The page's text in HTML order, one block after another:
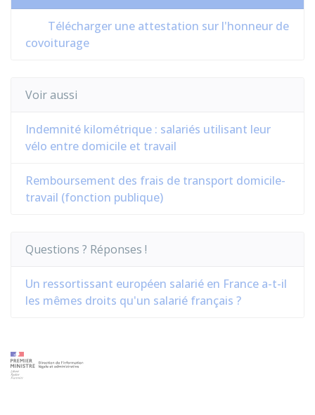
Télécharger une attestation sur l'honneur de
covoiturage
Voir aussi
Indemnité kilométrique : salariés utilisant leur
vélo entre domicile et travail
Remboursement des frais de transport domicile-
travail (fonction publique)
Questions ? Réponses !
Un ressortissant européen salarié en France a-t-il
les mêmes droits qu'un salarié français ?